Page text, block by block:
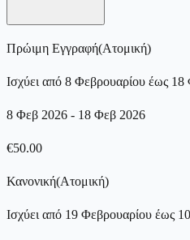
Πρώιμη Εγγραφή(Ατομική)
Ισχύει από 8 Φεβρουαρίου έως
8 Φεβ 2026 - 18 Φεβ 2026
€50.00
Κανονική(Ατομική)
Ισχύει από 19 Φεβρουαρίου έως